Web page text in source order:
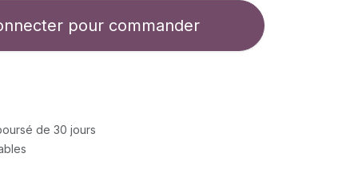
pour commander
de 30 jours